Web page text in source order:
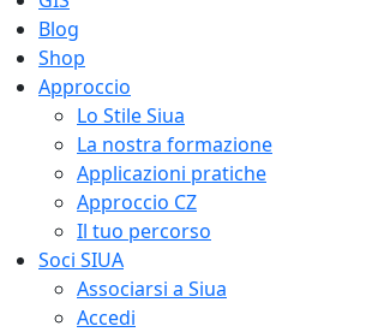
Blog
Shop
Approccio
Lo Stile Siua
La nostra formazione
Applicazioni pratiche
Approccio CZ
Il tuo percorso
Soci SIUA
Associarsi a Siua
Accedi